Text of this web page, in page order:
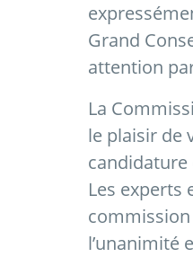
Grand
attention
La
le plaisir de
candidature
Les experts
l’unanimité